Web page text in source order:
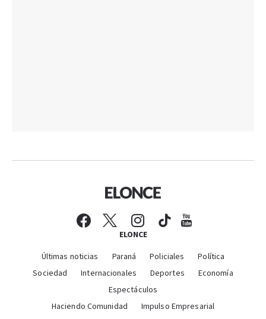
ELONCE
Últimas noticias Paraná Policiales
Política
Sociedad
Internacionales Deportes
Economía
Espectáculos
Haciendo Comunidad
Impulso Empresarial